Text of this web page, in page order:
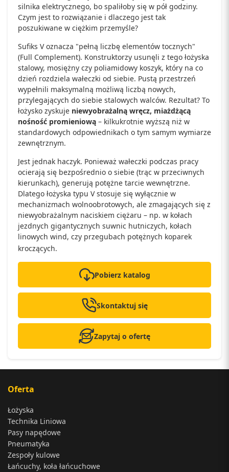
silnika elektrycznego, bo spaliłoby się w pół godziny.
Czym jest to rozwiązanie i dlaczego jest tak
poszukiwane w ciężkim przemyśle?
Sufiks V oznacza "pełną liczbę elementów tocznych"
(Full Complement). Konstruktorzy usunęli z tego łożyska
stalowy, mosiężny czy poliamidowy koszyk, który na co
dzień rozdziela wałeczki od siebie. Pustą przestrzeń
wypełnili maksymalną możliwą liczbą nowych,
przylegających do siebie stalowych walców. Rezultat? To
łożysko zyskuje niewyobrażalną wręcz, miażdżącą
nośność promieniową – kilkukrotnie wyższą niż w
standardowych odpowiednikach o tym samym wymiarze
zewnętrznym.
Jest jednak haczyk. Ponieważ wałeczki podczas pracy
ocierają się bezpośrednio o siebie (trąc w przeciwnych
kierunkach), generują potężne tarcie wewnętrzne.
Dlatego łożyska typu V stosuje się wyłącznie w
mechanizmach wolnoobrotowych, ale zmagających się z
niewyobrażalnym naciskiem ciężaru – np. w kołach
jezdnych gigantycznych suwnic hutniczych, kołach
linowych wind, czy przegubach potężnych koparek
kroczących.
Pobierz katalog
Skontaktuj się
Zapytaj o ofertę
Oferta
Łożyska
Technika Liniowa
Pasy napędowe
Pneumatyka
Zespoły kulowe
Łańcuchy, koła łańcuchowe